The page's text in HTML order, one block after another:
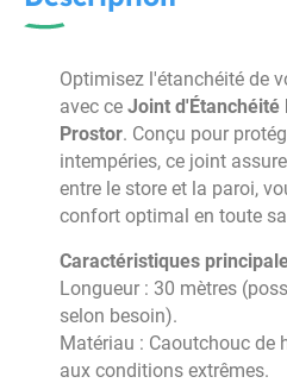
Optimisez l'étanchéité de
avec ce Joint d'Étanchéité
Prostor. Conçu pour
intempéries, ce joint
entre le store et la paroi,
confort optimal en toute
Caractéristiques
Longueur : 30 mètres
selon besoin).
Matériau : Caoutchouc de
aux conditions extrêmes.